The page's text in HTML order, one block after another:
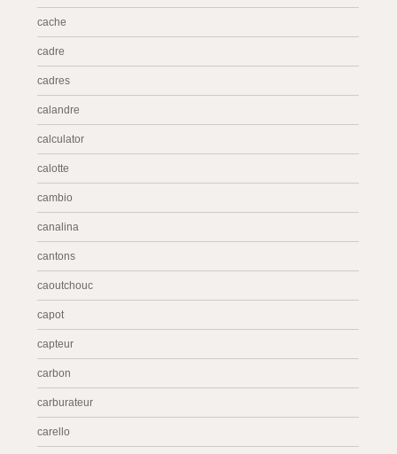
cache
cadre
cadres
calandre
calculator
calotte
cambio
canalina
cantons
caoutchouc
capot
capteur
carbon
carburateur
carello